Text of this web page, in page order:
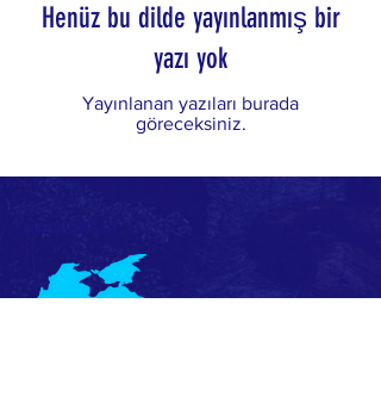
Henüz bu dilde yayınlanmış bir
yazı yok
Yayınlanan yazıları burada
göreceksiniz.